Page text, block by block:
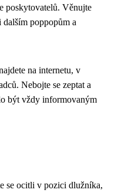
poskytovatelů. Věnujte
dalším poppopům a
na internetu, v
Nebojte se zeptat a
být vždy informovaným
se ocitli v pozici dlužníka,